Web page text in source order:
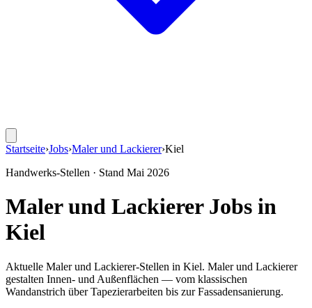
Startseite›Jobs›Maler und Lackierer›Kiel
Handwerks-Stellen · Stand Mai 2026
Maler und LackiererJobs in
Kiel
Aktuelle Maler und Lackierer-Stellen in Kiel. Maler und Lackierer
gestalten Innen- und Außenflächen — vom klassischen
Wandanstrich über Tapezierarbeiten bis zur Fassadensanierung.